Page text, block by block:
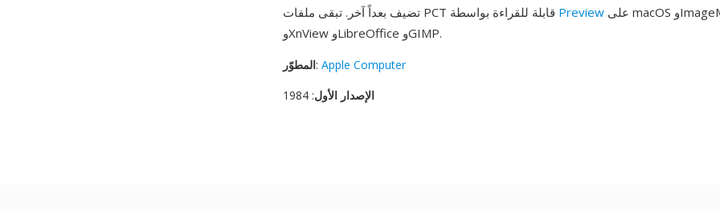
Preview
وXnView وLibreOffice وGIMP.
المطوّر: Apple Computer
الإصدار الأول: 1984